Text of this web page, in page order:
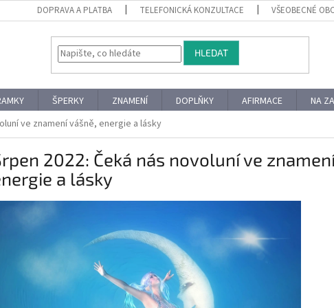
DOPRAVA A PLATBA TELEFONICKÁ KONZULTACE VŠEOBECNÉ
HLEDAT
ŠPERKY ZNAMENÍ DOPLŇKY AFIRMACE NA
ve znamení vášně, energie a lásky
2022: Čeká nás novoluní ve
a lásky